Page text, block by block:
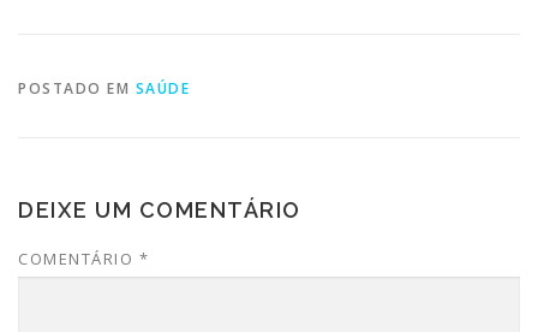
POSTADO EM SAÚDE
DEIXE UM COMENTÁRIO
COMENTÁRIO *